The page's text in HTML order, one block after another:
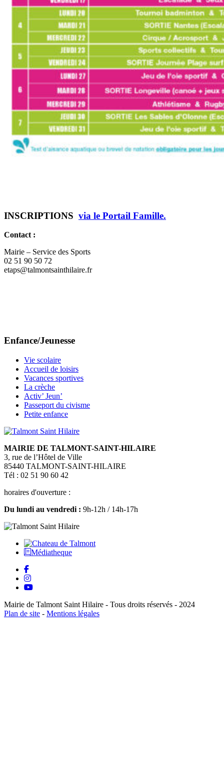
INSCRIPTIONS via le Portail Famille.
Contact :
Mairie – Service des Sports
02 51 90 50 72
etaps@talmontsainthilaire.fr
Enfance/Jeunesse
Vie scolaire
Accueil de loisirs
Vacances sportives
La crèche
Activ’ Jeun’
Passeport du civisme
Petite enfance
MAIRIE DE TALMONT-SAINT-HILAIRE
3, rue de l’Hôtel de Ville
85440 TALMONT-SAINT-HILAIRE
Tél : 02 51 90 60 42
horaires d'ouverture :
Du lundi au vendredi : 9h-12h / 14h-17h
Médiatheque
Mairie de Talmont Saint Hilaire - Tous droits réservés - 2024
Plan de site - Mentions légales